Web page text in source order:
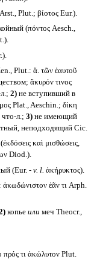
Plut.; βίοτος Eur.).
(πόντος Aesch.,
Plut.: ἄ. τῶν ἑαυτοῦ
ἄκυρόν τινος
2)не вступивший в
Plat., Aeschin.; δίκη
что-л.; 3)не имеющий
неподходящий Cic.
καὶ μισθώσεις,
Diod.).
(Eur. - v. l. ἀκήρυκτος).
ἐᾶν τι Arph.
копье или меч Theocr.,
τι ἀκώλυτον Plut.